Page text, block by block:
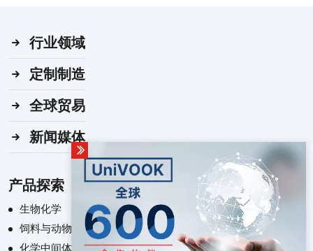
行业领域
定制制造
全球贸易
新闻媒体
产品探索
生物化学
饲料与动物营养化学
化学中间体